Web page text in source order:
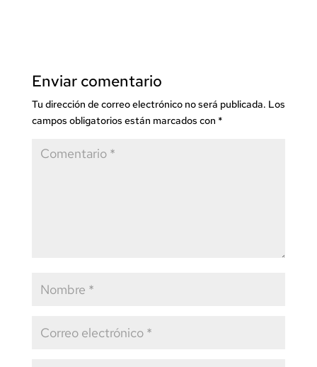
Enviar comentario
Tu dirección de correo electrónico no será publicada. Los
campos obligatorios están marcados con *